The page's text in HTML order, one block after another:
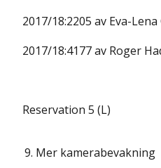
2017/18:2205 av Eva-
2017/18:4177 av Roger
Reservation 5 (L)
9. Mer kamerabevakning